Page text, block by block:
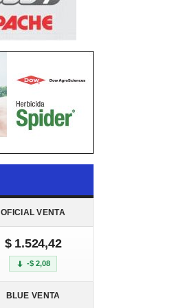
OFICIAL VENTA
$ 1.524,42
-$ 2,08
BLUE VENTA